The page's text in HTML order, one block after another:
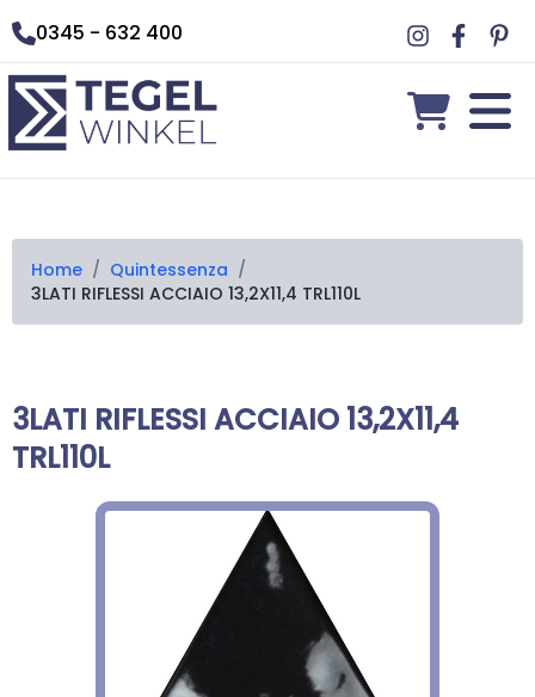
0345 - 632 400
Home / Quintessenza /
3LATI RIFLESSI ACCIAIO 13,2X11,4 TRL110L
3LATI RIFLESSI ACCIAIO 13,2X11,4
TRL110L